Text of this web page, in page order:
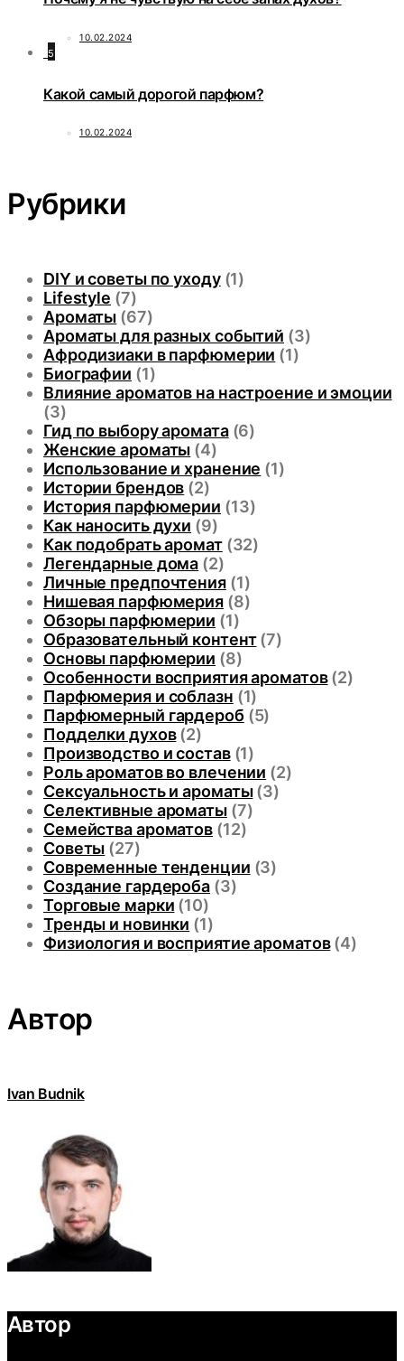
10.02.2024
5
Какой самый дорогой парфюм?
10.02.2024
Рубрики
DIY и советы по уходу(1)
Lifestyle (7)
Ароматы (67)
Ароматы для разных событий (3)
Афродизиаки в парфюмерии (1)
Биографии (1)
Влияние ароматов на настроение и эмоции
(3)
Гид по выбору аромата(6)
Женские ароматы (4)
Использование и хранение (1)
Истории брендов (2)
История парфюмерии (13)
Как наносить духи (9)
Как подобрать аромат(32)
Легендарные дома (2)
Личные предпочтения(1)
Нишевая парфюмерия(8)
Обзоры парфюмерии (1)
Образовательный контент(7)
Основы парфюмерии (8)
Особенности восприятия ароматов(2)
Парфюмерия и соблазн (1)
Парфюмерный гардероб (5)
Подделки духов(2)
Производство и состав(1)
Роль ароматов во влечении (2)
Сексуальность и ароматы(3)
Селективные ароматы(7)
Семейства ароматов(12)
Советы (27)
Современные тенденции (3)
Создание гардероба(3)
Торговые марки (10)
Тренды и новинки (1)
Физиология и восприятие ароматов(4)
Автор
Ivan Budnik
Автор